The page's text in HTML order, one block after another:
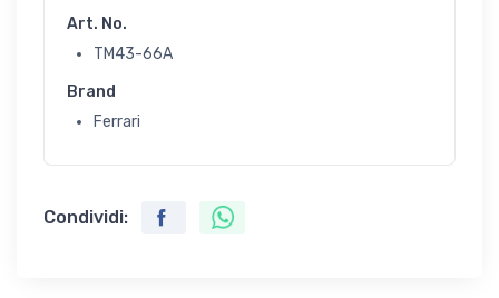
Art. No.
TM43-66A
Brand
Ferrari
Condividi: